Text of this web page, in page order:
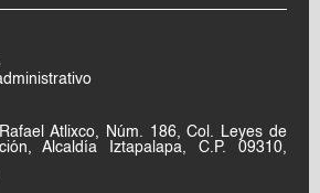
Atlixco, Núm. 186, Col. Leyes de
Alcaldía Iztapalapa, C.P. 09310,